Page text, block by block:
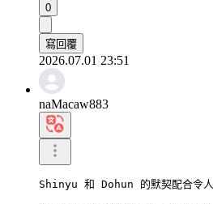
0
寫回覆
2026.07.01 23:51
naMacaw883
Shinyu 和 Dohun 的默契配合令人